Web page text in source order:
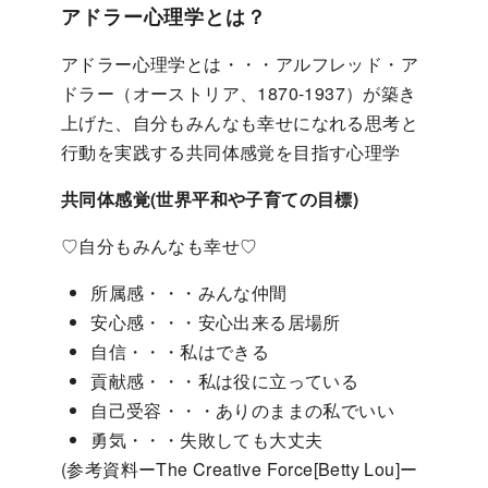
アドラー心理学とは？
アドラー心理学とは・・・アルフレッド・ア
ドラー（オーストリア、1870-1937）が築き
上げた、自分もみんなも幸せになれる思考と
行動を実践する共同体感覚を目指す心理学
共同体感覚(世界平和や子育ての目標)
♡自分もみんなも幸せ♡
所属感・・・みんな仲間
安心感・・・安心出来る居場所
自信・・・私はできる
貢献感・・・私は役に立っている
自己受容・・・ありのままの私でいい
勇気・・・失敗しても大丈夫
(参考資料ーThe Creative Force[Betty Lou]ー